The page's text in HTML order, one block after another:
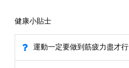
健康小貼士
運動一定要做到筋疲力盡才行